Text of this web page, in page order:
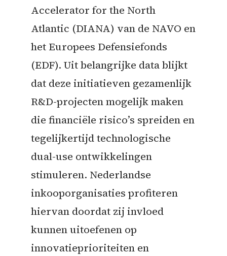
Accelerator for the North
Atlantic (DIANA) van de NAVO en
het Europees Defensiefonds
(EDF). Uit belangrijke data blijkt
dat deze initiatieven gezamenlijk
R&D-projecten mogelijk maken
die financiële risico’s spreiden en
tegelijkertijd technologische
dual-use ontwikkelingen
stimuleren. Nederlandse
inkooporganisaties profiteren
hiervan doordat zij invloed
kunnen uitoefenen op
innovatieprioriteiten en